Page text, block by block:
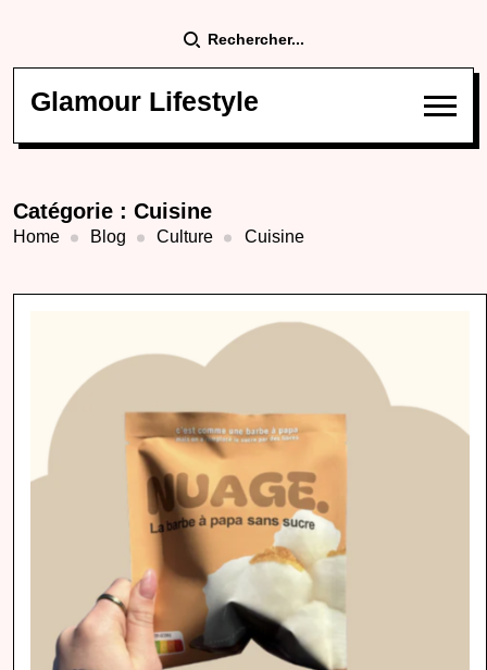
Rechercher...
Glamour Lifestyle
Catégorie : Cuisine
Home Blog Culture Cuisine